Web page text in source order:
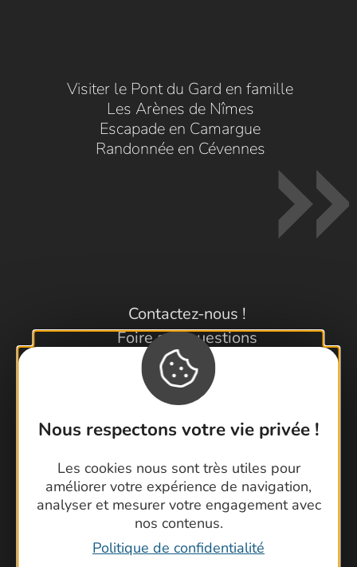
Nous respectons votre vie privée !
Les cookies nous sont très utiles pour
améliorer votre expérience de navigation,
analyser et mesurer votre engagement avec
nos contenus.
Politique de confidentialité
Visiter le Pont du Gard en famille
Les Arènes de Nîmes
Escapade en Camargue
Randonnée en Cévennes
Contactez-nous !
Foire aux questions
Brochures
Cartoguides et Topoguides
Latitude Gard